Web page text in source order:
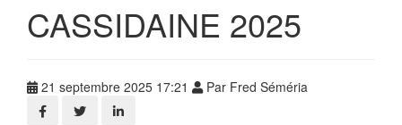
CASSIDAINE 2025
21 septembre 2025 17:21 Par Fred Séméria